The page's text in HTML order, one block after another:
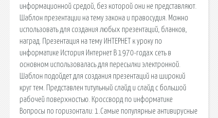
информационной средой, без которой они не представляют.
Шаблон презентации на тему закона и правосудия. Можно
использовать для создания любых презентаций, бланков,
наград. Презентация на тему ИНТЕРНЕТ к уроку по
информатике История Интернет В 1970-годах сеть в
основном использовалась для пересылки электронной.
Шаблон подойдет для создания презентаций на широкий
круг тем. Представлен титульный слайд и слайд с большой
рабочей поверхностью. Кроссворд по информатике
Вопросы по горизонтали: 1.Самые популярные антивирусные